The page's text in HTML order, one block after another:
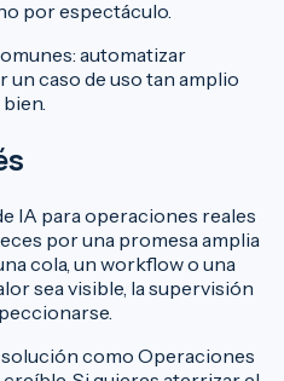
por espectáculo.
automatizar
caso de uso tan amplio
IA para operaciones reales
por una promesa amplia
cola, un workflow o una
sea visible, la supervisión
solución como Operaciones